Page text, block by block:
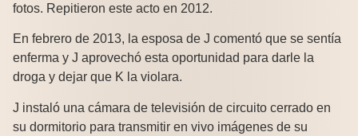
fotos. Repitieron este acto en 2012.
En febrero de 2013, la esposa de J comentó que se sentía
enferma y J aprovechó esta oportunidad para darle la
droga y dejar que K la violara.
J instaló una cámara de televisión de circuito cerrado en
su dormitorio para transmitir en vivo imágenes de su